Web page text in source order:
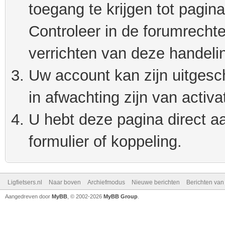
toegang te krijgen tot
Controleer in de
verrichten van deze
Uw account kan zijn
in afwachting zijn van
U hebt deze pagina direct
formulier of koppeling.
Ligfietsers.nl Naar boven Archiefmodus Nieuwe berichten Berichten
Aangedreven door MyBB , © 2002-2026 MyBB Group